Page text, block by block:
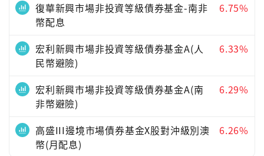
復華新興市場非投資等級債券基金-南非
幣配息
6.75%
宏利新興市場非投資等級債券基金A(人
民幣避險)
6.33%
宏利新興市場非投資等級債券基金A(南
非幣避險)
6.29%
高盛III邊境市場債券基金X股對沖級別澳
幣(月配息)
6.26%